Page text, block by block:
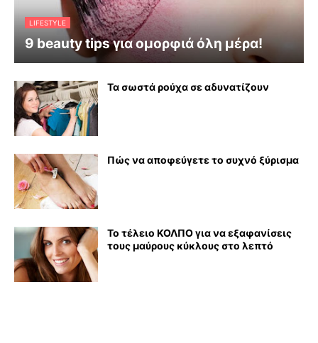
LIFESTYLE
9 beauty tips για ομορφιά όλη μέρα!
Τα σωστά ρούχα σε αδυνατίζουν
Πώς να αποφεύγετε το συχνό ξύρισμα
Το τέλειο ΚΟΛΠΟ για να εξαφανίσεις
τους μαύρους κύκλους στο λεπτό